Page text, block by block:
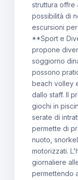
struttura offre
possibilità di
escursioni
**Sport e
propone
soggiorno
possono
beach volley
dallo staff. Il
giochi in
serate di
permette di
nuoto,
motorizzati.
giornaliere
permettendo